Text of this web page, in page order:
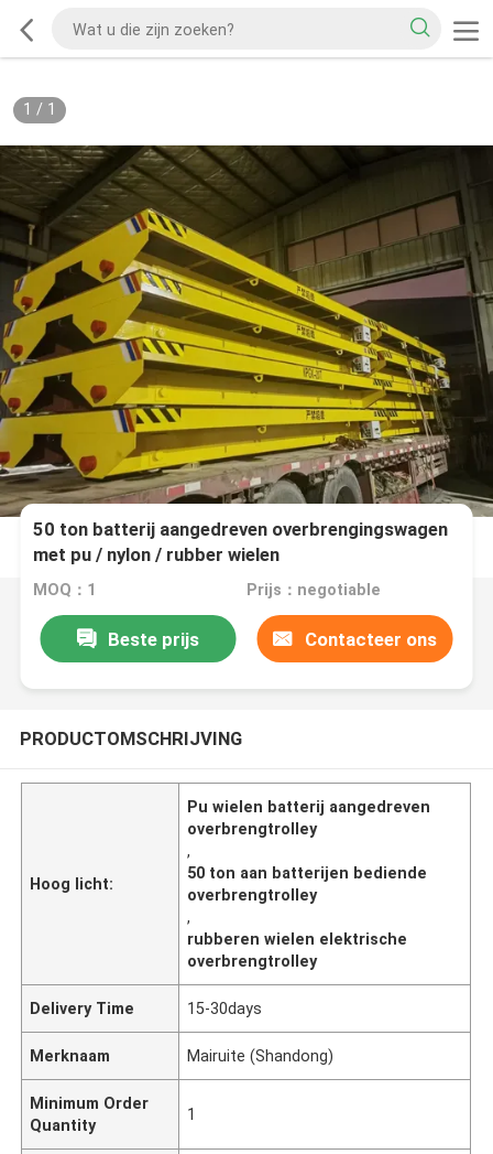
1 / 1
50 ton batterij aangedreven overbrengingswagen
met pu / nylon / rubber wielen
MOQ：1 Prijs：negotiable
Beste prijs Contacteer ons
PRODUCTOMSCHRIJVING
Hoog licht:
Pu wielen batterij aangedreven
overbrengtrolley
,
50 ton aan batterijen bediende
overbrengtrolley
,
rubberen wielen elektrische
overbrengtrolley
Delivery Time 15-30days
Merknaam Mairuite (Shandong)
Minimum Order
Quantity
1